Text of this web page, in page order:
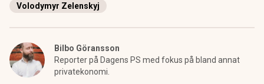
Volodymyr Zelenskyj
Bilbo Göransson
Reporter på Dagens PS med fokus på bland annat
privatekonomi.